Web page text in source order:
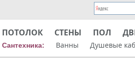
ПОТОЛОК СТЕНЫ ПОЛ
Сантехника: Ванны Душевые